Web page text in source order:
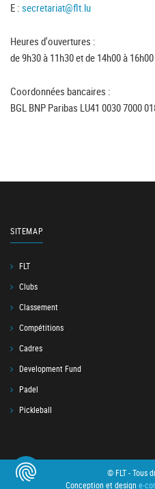
E : secretariat@flt.lu
Heures d'ouvertures :
de 9h30 à 11h30 et de 14h00 à 16h00
Coordonnées bancaires :
BGL BNP Paribas LU41 0030 7000
SITEMAP
FLT
Clubs
Classement
Compétitions
Cadres
Development Fund
Padel
Pickleball
© FLT - Tous
Conception et design e-